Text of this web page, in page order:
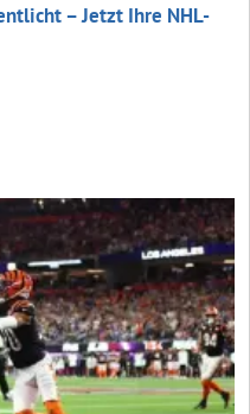
– Jetzt Ihre NHL-